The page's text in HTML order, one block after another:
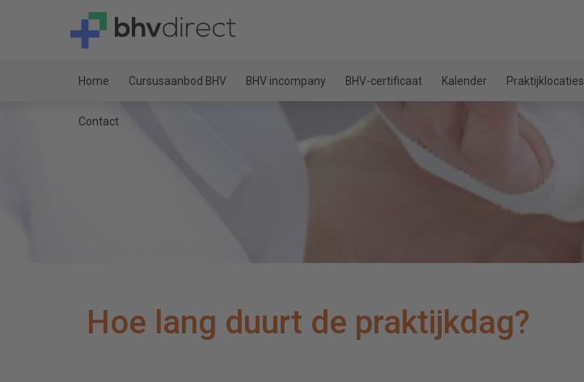
Home Cursusaanbod BHV BHV incompany BHV-certificaat Kalender Praktijklocaties
Contact
Hoe lang duurt de praktijkdag?